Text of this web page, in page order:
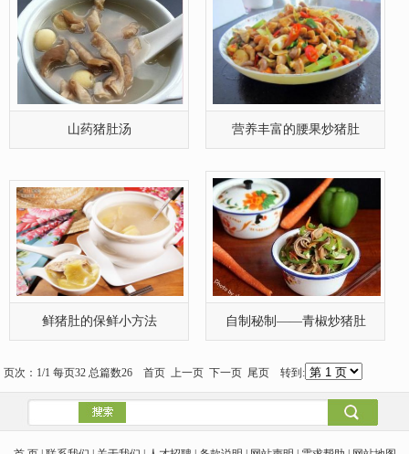
山药猪肚汤 营养丰富的腰果炒猪肚
鲜猪肚的保鲜小方法 自制秘制——青椒炒猪肚
页次：1/1 每页32 总篇数26 首页 上一页 下一页 尾页 转到: